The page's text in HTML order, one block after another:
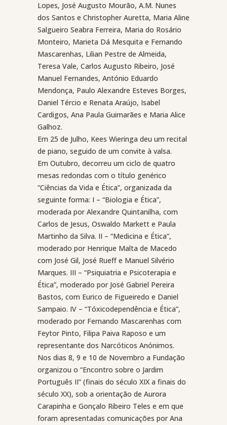
Lopes, José Augusto Mourão, A.M. Nunes
dos Santos e Christopher Auretta, Maria Aline
Salgueiro Seabra Ferreira, Maria do Rosário
Monteiro, Marieta Dá Mesquita e Fernando
Mascarenhas, Lilian Pestre de Almeida,
Teresa Vale, Carlos Augusto Ribeiro, José
Manuel Fernandes, António Eduardo
Mendonça, Paulo Alexandre Esteves Borges,
Daniel Tércio e Renata Araújo, Isabel
Cardigos, Ana Paula Guimarães e Maria Alice
Galhoz.
Em 25 de Julho, Kees Wieringa deu um recital
de piano, seguido de um convite à valsa.
Em Outubro, decorreu um ciclo de quatro
mesas redondas com o título genérico
“Ciências da Vida e Ética”, organizada da
seguinte forma: I – “Biologia e Ética”,
moderada por Alexandre Quintanilha, com
Carlos de Jesus, Oswaldo Markett e Paula
Martinho da Silva. II – “Medicina e Ética”,
moderado por Henrique Malta de Macedo
com José Gil, José Rueff e Manuel Silvério
Marques. III – “Psiquiatria e Psicoterapia e
Ética”, moderado por José Gabriel Pereira
Bastos, com Eurico de Figueiredo e Daniel
Sampaio. IV – “Tóxicodependência e Ética”,
moderado por Fernando Mascarenhas com
Feytor Pinto, Filipa Paiva Raposo e um
representante dos Narcóticos Anónimos.
Nos dias 8, 9 e 10 de Novembro a Fundação
organizou o “Encontro sobre o Jardim
Português II” (finais do século XIX a finais do
século XX), sob a orientação de Aurora
Carapinha e Gonçalo Ribeiro Teles e em que
foram apresentadas comunicações por Ana